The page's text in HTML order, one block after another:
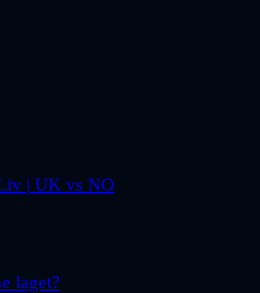
| UK vs NO
laget?